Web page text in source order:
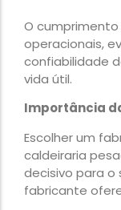
O
operacionais,
confiabilidade
vida útil.
Importância
Escolher um
caldeiraria
decisivo para o
fabricante